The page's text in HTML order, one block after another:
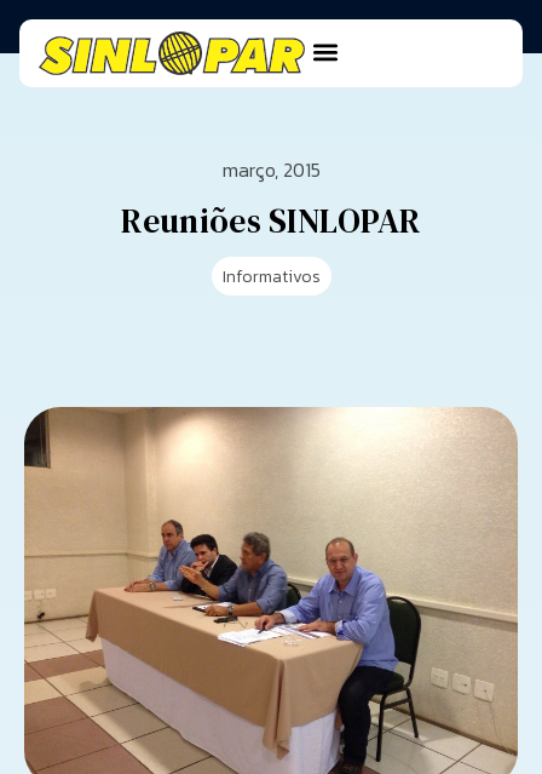
março, 2015
Reuniões SINLOPAR
Informativos